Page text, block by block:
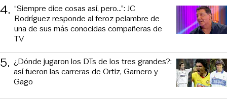
4. “Siempre dice cosas así, pero...”: JC
Rodríguez responde al feroz pelambre de
una de sus más conocidas compañeras de
TV
5. ¿Dónde jugaron los DTs de los tres grandes?:
así fueron las carreras de Ortiz, Garnero y
Gago